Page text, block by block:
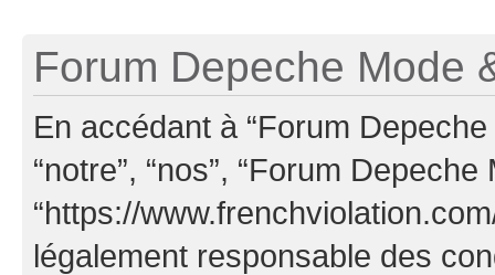
Forum Depeche Mode
En accédant à “Forum
“notre”, “nos”, “Forum Depeche
“https://
légalement responsable des